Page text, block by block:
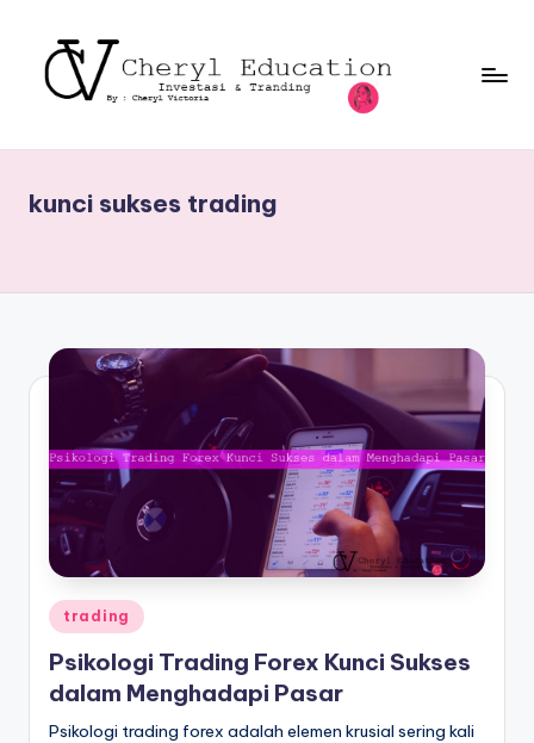
kunci sukses trading
Posted
in
trading
Psikologi Trading Forex Kunci Sukses
dalam Menghadapi Pasar
Psikologi trading forex adalah elemen krusial sering kali